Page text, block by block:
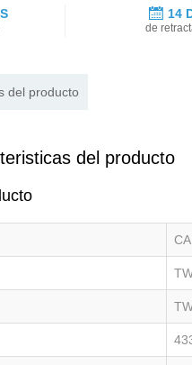
14
de
del producto
del producto